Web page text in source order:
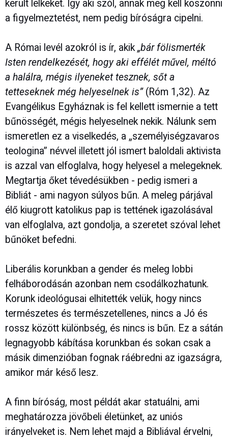
került lelkeket. Így aki szól, annak meg kell köszönni
a figyelmeztetést, nem pedig bíróságra cipelni.
A Római levél azokról is ír, akik„bár fölismerték
Isten rendelkezését, hogy aki effélét művel, méltó
a halálra, mégis ilyeneket tesznek, sőt a
tetteseknek még helyeselnek is” (Róm 1,32). Az
Evangélikus Egyháznak is fel kellett ismernie a tett
bűnösségét, mégis helyeselnek nekik. Nálunk sem
ismeretlen ez a viselkedés, a „személyiségzavaros
teologina” névvel illetett jól ismert baloldali aktivista
is azzal van elfoglalva, hogy helyesel a melegeknek.
Megtartja őket tévedésükben - pedig ismeri a
Bibliát - ami nagyon súlyos bűn. A meleg párjával
élő kiugrott katolikus pap is tettének igazolásával
van elfoglalva, azt gondolja, a szeretet szóval lehet
bűnöket befedni.
Liberális korunkban a gender és meleg lobbi
felháborodásán azonban nem csodálkozhatunk.
Korunk ideológusai elhitették velük, hogy nincs
természetes és természetellenes, nincs a Jó és
rossz között különbség, és nincs is bűn. Ez a sátán
legnagyobb kábítása korunkban és sokan csak a
másik dimenzióban fognak ráébredni az igazságra,
amikor már késő lesz.
A finn bíróság, most példát akar statuálni, ami
meghatározza jövőbeli életünket, az uniós
irányelveket is. Nem lehet majd a Bibliával érvelni,